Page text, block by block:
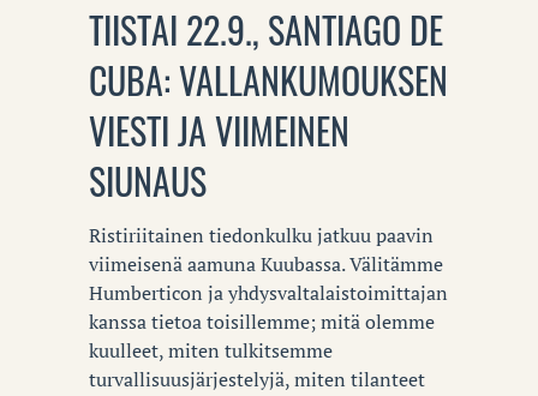
TIISTAI 22.9., SANTIAGO DE
CUBA: VALLANKUMOUKSEN
VIESTI JA VIIMEINEN
SIUNAUS
Ristiriitainen tiedonkulku jatkuu paavin
viimeisenä aamuna Kuubassa. Välitämme
Humberticon ja yhdysvaltalaistoimittajan
kanssa tietoa toisillemme; mitä olemme
kuulleet, miten tulkitsemme
turvallisuusjärjestelyjä, miten tilanteet